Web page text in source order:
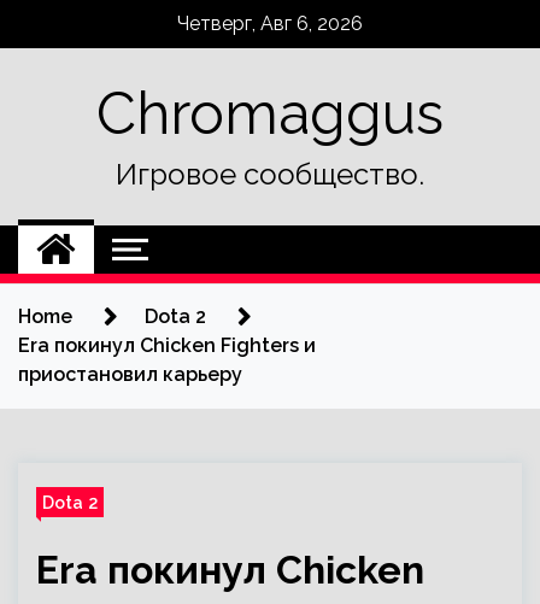
Четверг, Авг 6, 2026
Chromaggus
Игровое сообщество.
Home
Dota 2
Era покинул Chicken Fighters и
приостановил карьеру
Dota 2
Era покинул Chicken